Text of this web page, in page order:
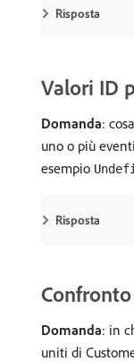
Risposta
Valori ID
Domanda:
uno o più
esempio
Risposta
Domanda: in
uniti di